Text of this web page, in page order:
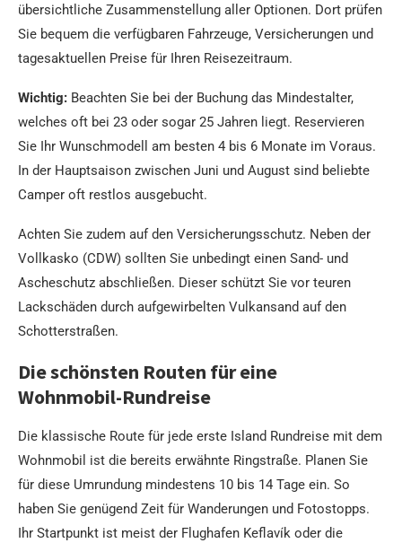
übersichtliche Zusammenstellung aller Optionen. Dort prüfen
Sie bequem die verfügbaren Fahrzeuge, Versicherungen und
tagesaktuellen Preise für Ihren Reisezeitraum.
Wichtig: Beachten Sie bei der Buchung das Mindestalter,
welches oft bei 23 oder sogar 25 Jahren liegt. Reservieren
Sie Ihr Wunschmodell am besten 4 bis 6 Monate im Voraus.
In der Hauptsaison zwischen Juni und August sind beliebte
Camper oft restlos ausgebucht.
Achten Sie zudem auf den Versicherungsschutz. Neben der
Vollkasko (CDW) sollten Sie unbedingt einen Sand- und
Ascheschutz abschließen. Dieser schützt Sie vor teuren
Lackschäden durch aufgewirbelten Vulkansand auf den
Schotterstraßen.
Die schönsten Routen für eine
Wohnmobil-Rundreise
Die klassische Route für jede erste Island Rundreise mit dem
Wohnmobil ist die bereits erwähnte Ringstraße. Planen Sie
für diese Umrundung mindestens 10 bis 14 Tage ein. So
haben Sie genügend Zeit für Wanderungen und Fotostopps.
Ihr Startpunkt ist meist der Flughafen Keflavík oder die